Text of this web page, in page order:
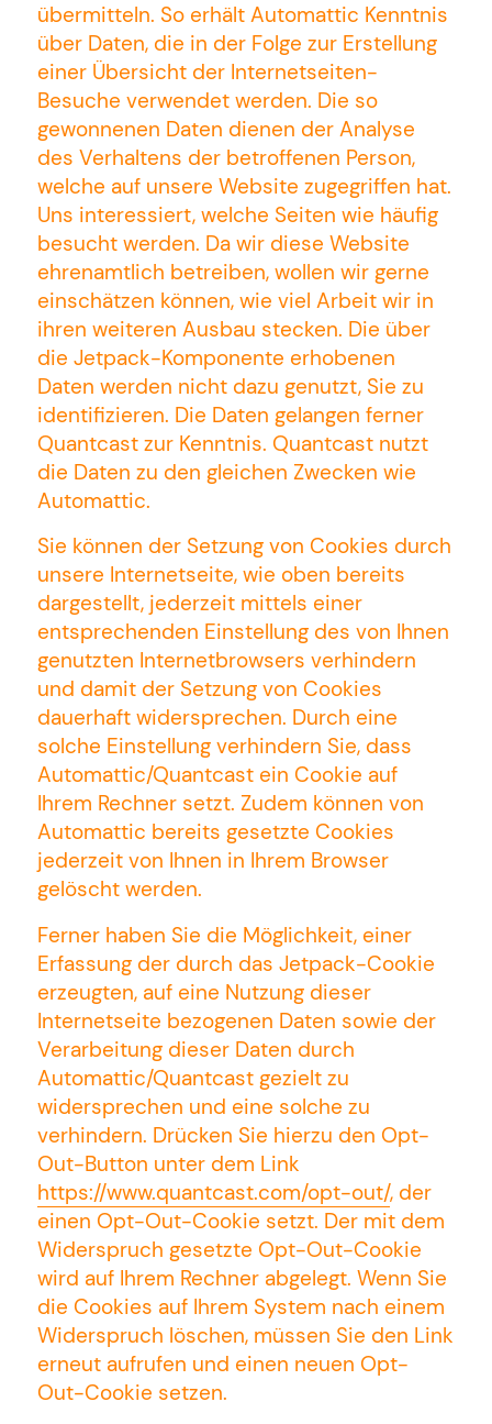
übermitteln. So erhält Automattic Kenntnis
über Daten, die in der Folge zur Erstellung
einer Übersicht der Internetseiten-
Besuche verwendet werden. Die so
gewonnenen Daten dienen der Analyse
des Verhaltens der betroffenen Person,
welche auf unsere Website zugegriffen hat.
Uns interessiert, welche Seiten wie häufig
besucht werden. Da wir diese Website
ehrenamtlich betreiben, wollen wir gerne
einschätzen können, wie viel Arbeit wir in
ihren weiteren Ausbau stecken. Die über
die Jetpack-Komponente erhobenen
Daten werden nicht dazu genutzt, Sie zu
identifizieren. Die Daten gelangen ferner
Quantcast zur Kenntnis. Quantcast nutzt
die Daten zu den gleichen Zwecken wie
Automattic.
Sie können der Setzung von Cookies durch
unsere Internetseite, wie oben bereits
dargestellt, jederzeit mittels einer
entsprechenden Einstellung des von Ihnen
genutzten Internetbrowsers verhindern
und damit der Setzung von Cookies
dauerhaft widersprechen. Durch eine
solche Einstellung verhindern Sie, dass
Automattic/Quantcast ein Cookie auf
Ihrem Rechner setzt. Zudem können von
Automattic bereits gesetzte Cookies
jederzeit von Ihnen in Ihrem Browser
gelöscht werden.
Ferner haben Sie die Möglichkeit, einer
Erfassung der durch das Jetpack-Cookie
erzeugten, auf eine Nutzung dieser
Internetseite bezogenen Daten sowie der
Verarbeitung dieser Daten durch
Automattic/Quantcast gezielt zu
widersprechen und eine solche zu
verhindern. Drücken Sie hierzu den Opt-
Out-Button unter dem Link
https://www.quantcast.com/opt-out/, der
einen Opt-Out-Cookie setzt. Der mit dem
Widerspruch gesetzte Opt-Out-Cookie
wird auf Ihrem Rechner abgelegt. Wenn Sie
die Cookies auf Ihrem System nach einem
Widerspruch löschen, müssen Sie den Link
erneut aufrufen und einen neuen Opt-
Out-Cookie setzen.